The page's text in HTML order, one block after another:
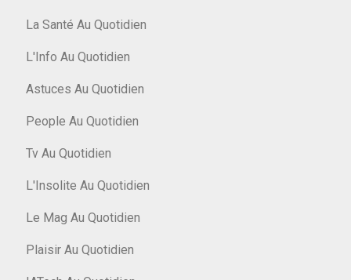
La Santé Au Quotidien
L'Info Au Quotidien
Astuces Au Quotidien
People Au Quotidien
Tv Au Quotidien
L'Insolite Au Quotidien
Le Mag Au Quotidien
Plaisir Au Quotidien